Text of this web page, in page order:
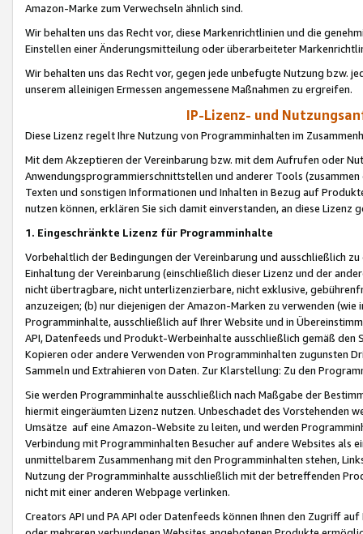
Amazon-Marke zum Verwechseln ähnlich sind.
Wir behalten uns das Recht vor, diese Markenrichtlinien und die
Einstellen einer Änderungsmitteilung oder überarbeiteter
Wir behalten uns das Recht vor, gegen jede unbefugte Nutzung bzw.
unserem alleinigen Ermessen angemessene Maßnahmen zu ergreifen.
IP-Lizenz- und
Diese Lizenz regelt Ihre Nutzung von Programminhalten im
Mit dem Akzeptieren der Vereinbarung bzw. mit dem Aufrufen oder
Anwendungsprogrammierschnittstellen und anderer Tools (zusammen
Texten und sonstigen Informationen und Inhalten in Bezug auf
nutzen können, erklären Sie sich damit einverstanden, an diese Lizenz
1. Eingeschränkte Lizenz für Programminhalte
Vorbehaltlich der Bedingungen der Vereinbarung und ausschließlich
Einhaltung der Vereinbarung (einschließlich dieser Lizenz und der
nicht übertragbare, nicht unterlizenzierbare, nicht exklusive,
anzuzeigen; (b) nur diejenigen der Amazon-Marken zu verwenden
Programminhalte, ausschließlich auf Ihrer Website und in
API, Datenfeeds und Produkt-Werbeinhalte ausschließlich gemäß
Kopieren oder andere Verwenden von Programminhalten zugunsten
Sammeln und Extrahieren von Daten. Zur Klarstellung: Zu den
Sie werden Programminhalte ausschließlich nach Maßgabe der
hiermit eingeräumten Lizenz nutzen. Unbeschadet des Vorstehenden
Umsätze auf eine Amazon-Website zu leiten, und werden
Verbindung mit Programminhalten Besucher auf andere Websites als
unmittelbarem Zusammenhang mit den Programminhalten stehen,
Nutzung der Programminhalte ausschließlich mit der betreffenden
nicht mit einer anderen Webpage verlinken.
Creators API und PA API oder Datenfeeds können Ihnen den Zugriff